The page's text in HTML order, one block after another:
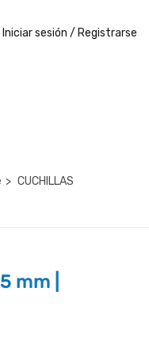
Iniciar sesión / Registrarse
CUCHILLAS
mm |